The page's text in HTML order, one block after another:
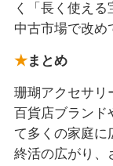
く「長く使え
中古市場で改め
まとめ
珊瑚アクセサリ
百貨店ブランド
て多くの家庭に
終活の広がり、